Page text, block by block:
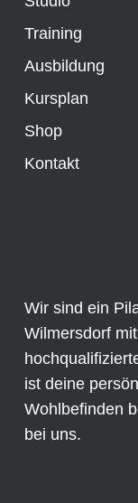
Training
Ausbildung
Kursplan
Shop
Kontakt
Wir sind ein
Wilmersdorf
ist deine
Wohlbefinden
bei uns.